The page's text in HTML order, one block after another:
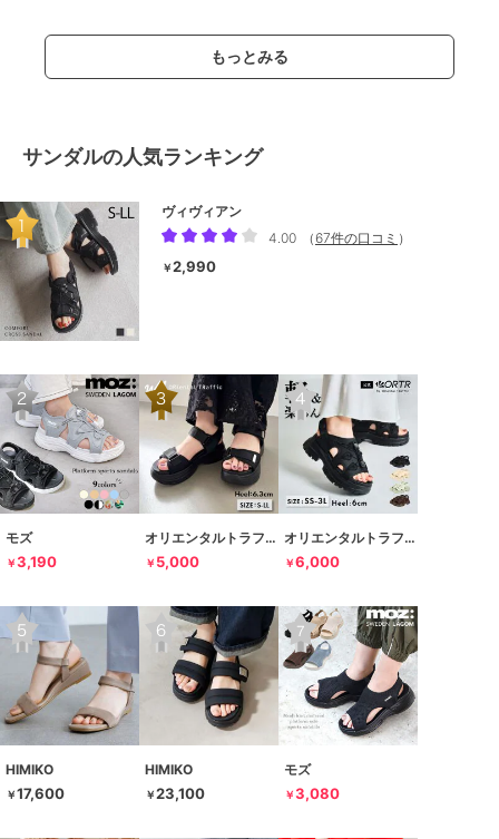
もっとみる
サンダルの人気ランキング
ヴィヴィアン
4.00
（67件の口コミ ）
￥2,990
モズ
￥3,190
オリエンタルトラフィック
￥ 5,000
オリエンタルトラフィック
￥6,000
HIMIKO
￥17,600
HIMIKO
￥23,100
モズ
￥3,080